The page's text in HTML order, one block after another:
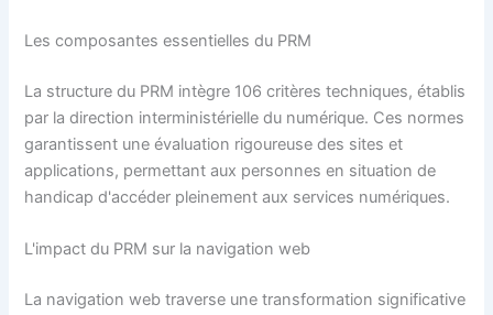
Les composantes essentielles du PRM
La structure du PRM intègre 106 critères techniques, établis
par la direction interministérielle du numérique. Ces normes
garantissent une évaluation rigoureuse des sites et
applications, permettant aux personnes en situation de
handicap d'accéder pleinement aux services numériques.
L'impact du PRM sur la navigation web
La navigation web traverse une transformation significative